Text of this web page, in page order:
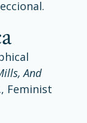
And
Feminist